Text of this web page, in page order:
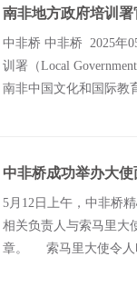
南非地方政府培训
中非桥 中非桥 2025年
训署（Local
南非中国文化和国际教
中非桥成功举办大
5月12日上午，中非桥
相关负责人与索马里大
章。 索马里大使令人